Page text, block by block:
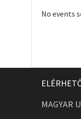
No events
MAGYAR